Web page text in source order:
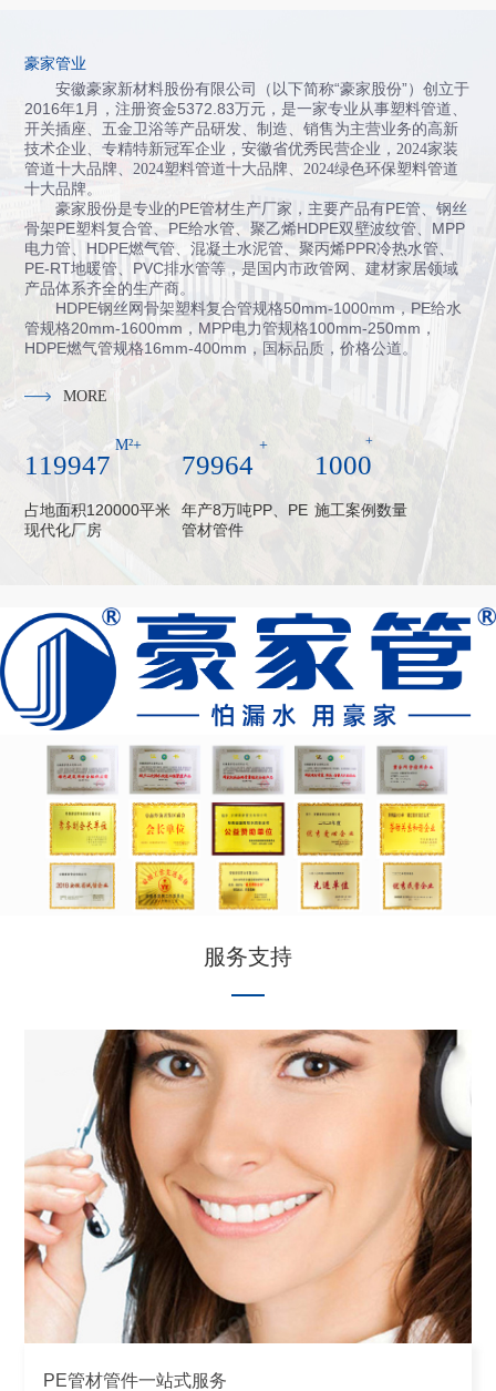
豪家管业
安徽豪家新材料股份有限公司（以下简称“豪家股份”）创立于
2016年1月，注册资金5372.83万元，是一家专业从事塑料管道、
开关插座、五金卫浴等产品研发、制造、销售为主营业务的高新
技术企业、专精特新冠军企业，安徽省优秀民营企业， 2024家装
管道十大品牌
2024塑料管道十大品牌 2024绿色环保塑料管道
十大品牌 。
豪家股份是专业的PE管材生产厂家，主要产品有PE管、钢丝
骨架PE塑料复合管、PE给水管、聚乙烯HDPE双壁波纹管、MPP
电力管、HDPE燃气管、混凝土水泥管、聚丙烯PPR冷热水管、
PE-RT地暖管、PVC排水管等，是国内市政管网、建材家居领域
产品体系齐全的生产商。
HDPE钢丝网骨架塑料复合管规格50mm-1000mm，PE给水
管规格20mm-1600mm，MPP电力管规格100mm-250mm，
HDPE燃气管规格16mm-400mm，国标品质，价格公道。
MORE
120000
M²+
占地面积120000平米
现代化厂房
80000
+
年产8万吨PP、PE
管材管件
1000
+
施工案例数量
服务支持
PE管材管件一站式服务